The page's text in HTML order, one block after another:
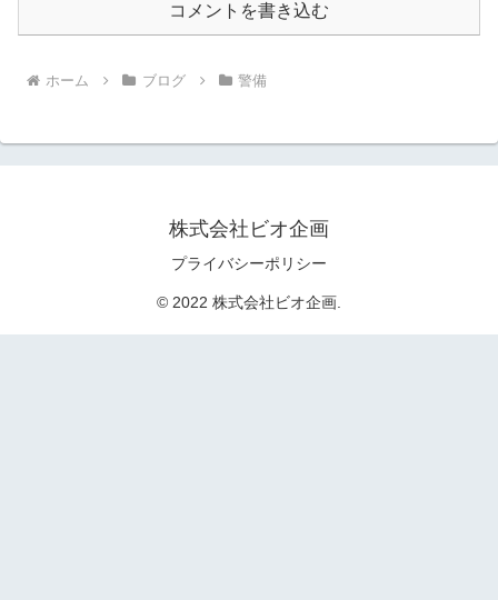
コメントを書き込む
ホーム ブログ 警備
株式会社ビオ企画
プライバシーポリシー
© 2022 株式会社ビオ企画.